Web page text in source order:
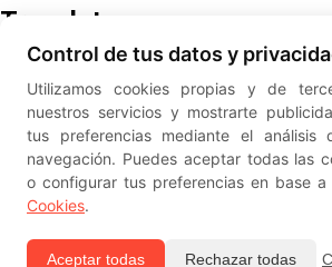
Translate
Powered by
Translate
Diseño web creado por Erick
©
el Sevilla FC, Sevilla Atlético, Sevilla
-- --
Control de tus datos y
Utilizamos cookies propias y de
nuestros servicios y mostrarte
tus preferencias mediante el
navegación. Puedes aceptar todas las
o configurar tus preferencias en base a
Cookies.
Aceptar todas Rechazar todas
2026